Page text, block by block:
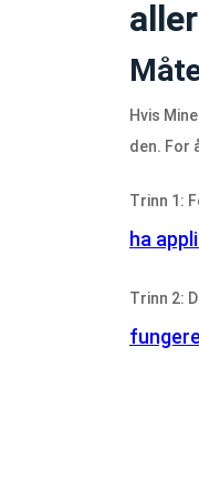
Hvis
den. For
Trinn 1:
ha
Trinn 2: